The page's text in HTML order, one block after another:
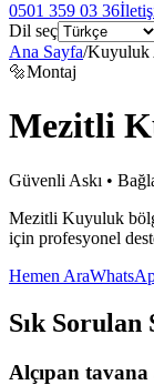
0501 359 03 36
Dil seç
Ana Sayfa/Kuyuluk
🔩Montaj
Mezitli
Güvenli Askı •
Mezitli Kuyuluk
için profesyonel
Hemen Ara
Sık
Alçıpan tavana